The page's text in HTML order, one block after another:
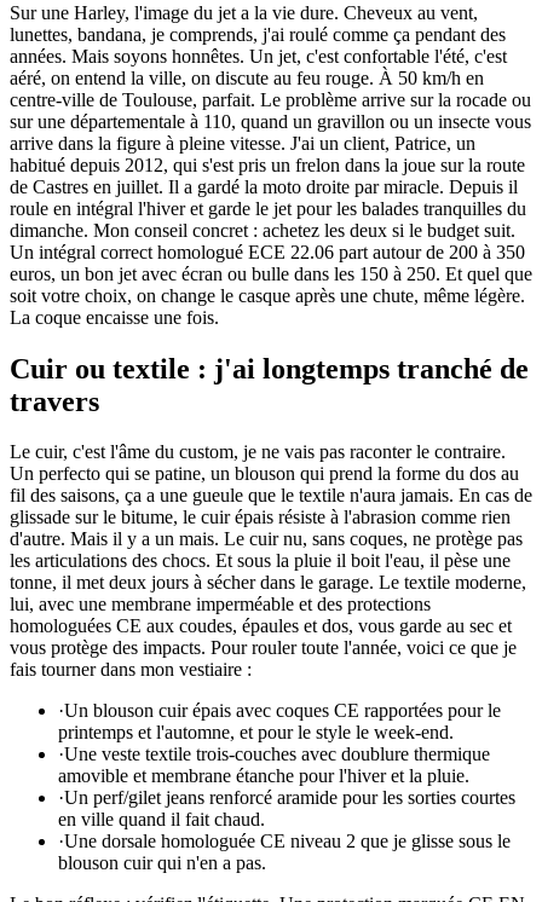
Sur une Harley, l'image du jet a la vie dure. Cheveux au vent,
lunettes, bandana, je comprends, j'ai roulé comme ça pendant des
années. Mais soyons honnêtes. Un jet, c'est confortable l'été, c'est
aéré, on entend la ville, on discute au feu rouge. À 50 km/h en
centre-ville de Toulouse, parfait. Le problème arrive sur la rocade ou
sur une départementale à 110, quand un gravillon ou un insecte vous
arrive dans la figure à pleine vitesse. J'ai un client, Patrice, un
habitué depuis 2012, qui s'est pris un frelon dans la joue sur la route
de Castres en juillet. Il a gardé la moto droite par miracle. Depuis il
roule en intégral l'hiver et garde le jet pour les balades tranquilles du
dimanche. Mon conseil concret : achetez les deux si le budget suit.
Un intégral correct homologué ECE 22.06 part autour de 200 à 350
euros, un bon jet avec écran ou bulle dans les 150 à 250. Et quel que
soit votre choix, on change le casque après une chute, même légère.
La coque encaisse une fois.
Cuir ou textile : j'ai longtemps tranché de
travers
Le cuir, c'est l'âme du custom, je ne vais pas raconter le contraire.
Un perfecto qui se patine, un blouson qui prend la forme du dos au
fil des saisons, ça a une gueule que le textile n'aura jamais. En cas de
glissade sur le bitume, le cuir épais résiste à l'abrasion comme rien
d'autre. Mais il y a un mais. Le cuir nu, sans coques, ne protège pas
les articulations des chocs. Et sous la pluie il boit l'eau, il pèse une
tonne, il met deux jours à sécher dans le garage. Le textile moderne,
lui, avec une membrane imperméable et des protections
homologuées CE aux coudes, épaules et dos, vous garde au sec et
vous protège des impacts. Pour rouler toute l'année, voici ce que je
fais tourner dans mon vestiaire :
·Un blouson cuir épais avec coques CE rapportées pour le
printemps et l'automne, et pour le style le week-end.
·Une veste textile trois-couches avec doublure thermique
amovible et membrane étanche pour l'hiver et la pluie.
·Un perf/gilet jeans renforcé aramide pour les sorties courtes
en ville quand il fait chaud.
·Une dorsale homologuée CE niveau 2 que je glisse sous le
blouson cuir qui n'en a pas.